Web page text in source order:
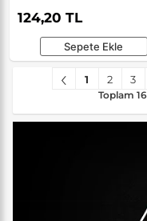
124,20 TL
Sepete Ekle
1 2 3
Toplam